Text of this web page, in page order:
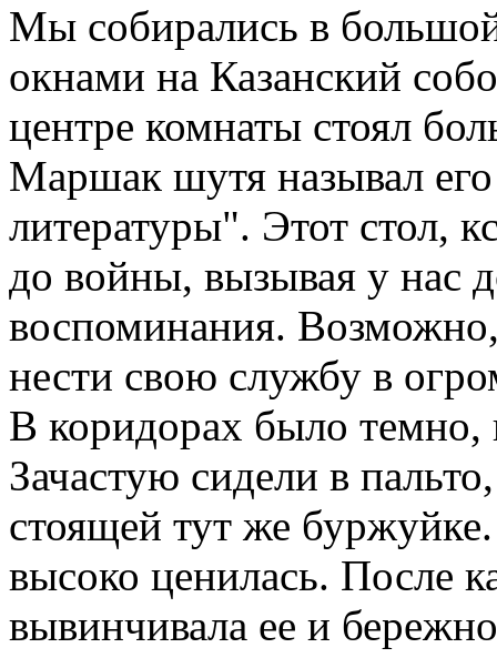
Мы собирались в
окнами на Казанский
центре комнаты стоял
Маршак шутя называл
литературы". Этот стол,
до войны, вызывая у нас
воспоминания.
нести свою службу в
В коридорах было темно,
Зачастую сидели в
стоящей тут же
высоко ценилась. После
вывинчивала ее и